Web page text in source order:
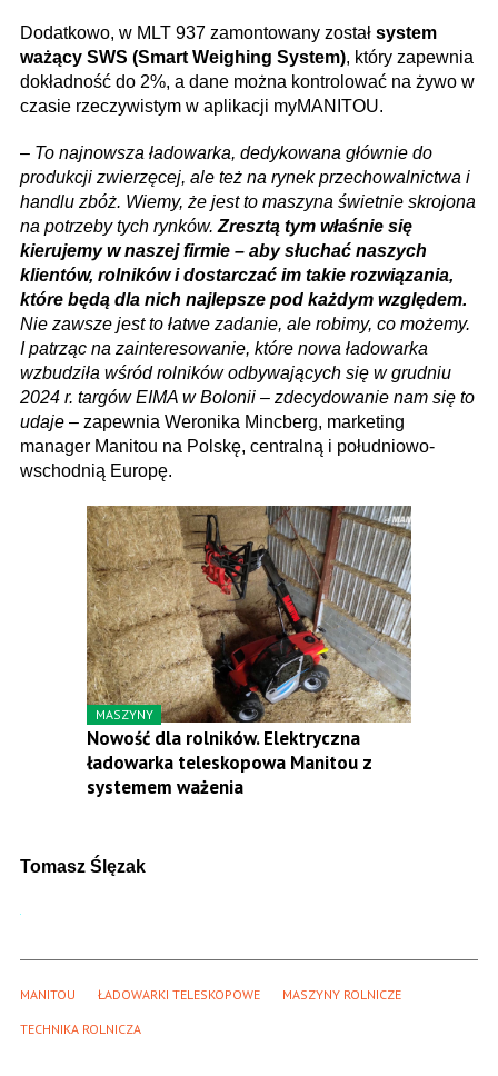
Dodatkowo, w MLT 937 zamontowany został system
ważący SWS (Smart Weighing System), który zapewnia
dokładność do 2%, a dane można kontrolować na żywo w
czasie rzeczywistym w aplikacji myMANITOU.
– To najnowsza ładowarka, dedykowana głównie do
produkcji zwierzęcej, ale też na rynek przechowalnictwa i
handlu zbóż. Wiemy, że jest to maszyna świetnie skrojona
na potrzeby tych rynków.Zresztą tym właśnie się
kierujemy w naszej firmie – aby słuchać naszych
klientów, rolników i dostarczać im takie rozwiązania,
które będą dla nich najlepsze pod każdym względem.
Nie zawsze jest to łatwe zadanie, ale robimy, co możemy.
I patrząc na zainteresowanie, które nowa ładowarka
wzbudziła wśród rolników odbywających się w grudniu
2024 r. targów EIMA w Bolonii – zdecydowanie nam się to
udaje – zapewnia Weronika Mincberg, marketing
manager Manitou na Polskę, centralną i południowo-
wschodnią Europę.
MASZYNY
Nowość dla rolników. Elektryczna
ładowarka teleskopowa Manitou z
systemem ważenia
Tomasz Ślęzak
MANITOU ŁADOWARKI TELESKOPOWE MASZYNY ROLNICZE
TECHNIKA ROLNICZA